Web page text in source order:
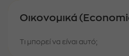
Οικονομικά
Τι μπορεί να είναι αυτό;